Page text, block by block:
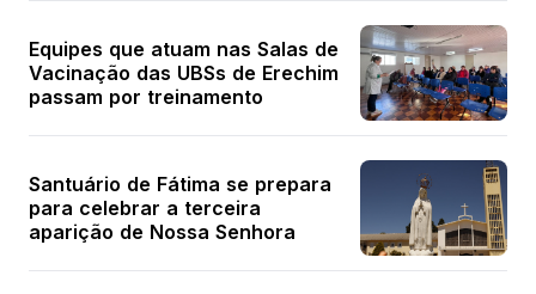
Equipes que atuam nas Salas de
Vacinação das UBSs de Erechim
passam por treinamento
Santuário de Fátima se prepara
para celebrar a terceira
aparição de Nossa Senhora